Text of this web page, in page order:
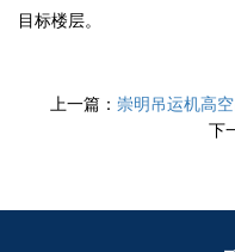
目标楼层。
上一篇： 崇明吊运机高
下